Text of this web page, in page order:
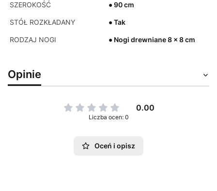
SZEROKOŚĆ ● 90 cm
STÓŁ ROZKŁADANY ● Tak
RODZAJ NOGI ● Nogi drewniane 8 x 8 cm
Opinie
0.00
Liczba ocen: 0
Oceń i opisz